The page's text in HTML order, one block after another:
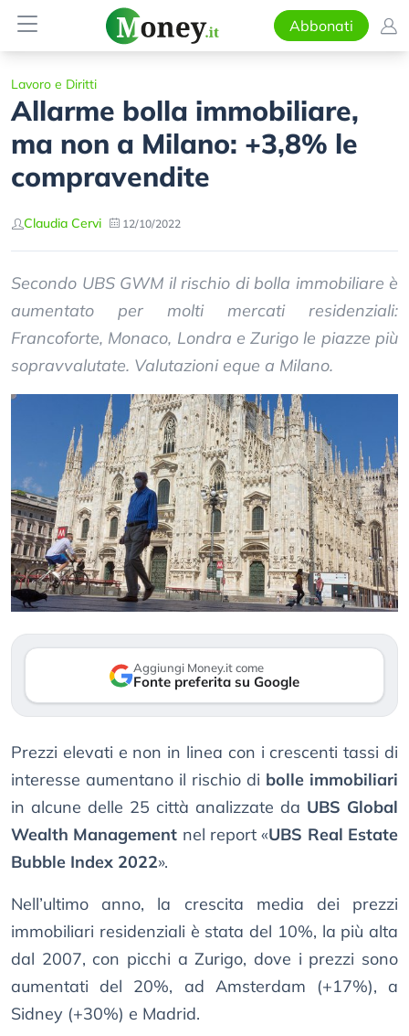
Abbonati
Lavoro e Diritti
Allarme bolla immobiliare,
ma non a Milano: +3,8% le
compravendite
Claudia Cervi 12/10/2022
Secondo UBS GWM il rischio di bolla immobiliare è
aumentato per molti mercati residenziali:
Francoforte, Monaco, Londra e Zurigo le piazze più
sopravvalutate. Valutazioni eque a Milano.
Aggiungi Money.it come
Fonte preferita su Google
Prezzi elevati e non in linea con i crescenti tassi di
interesse aumentano il rischio di bolle immobiliari
in alcune delle 25 città analizzate da UBS Global
Wealth Management nel report «UBS Real Estate
Bubble Index 2022».
Nell’ultimo anno, la crescita media dei prezzi
immobiliari residenziali è stata del 10%, la più alta
dal 2007, con picchi a Zurigo, dove i prezzi sono
aumentati del 20%, ad Amsterdam (+17%), a
Sidney (+30%) e Madrid.